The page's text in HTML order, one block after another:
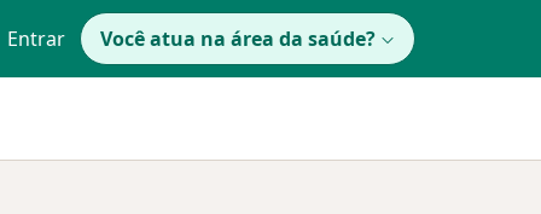
Entrar Você atua na área da saúde?